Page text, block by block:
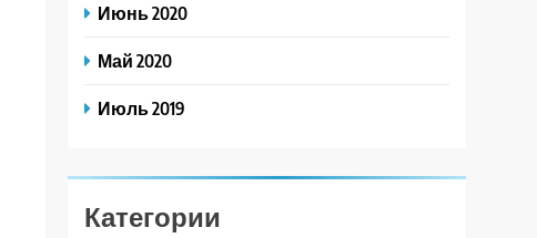
Июнь 2020
Май 2020
Июль 2019
Категории